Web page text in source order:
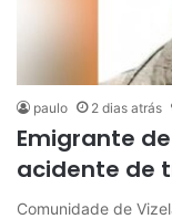
paulo 2 dias atrás
Emigrante
acidente de
Comunidade de